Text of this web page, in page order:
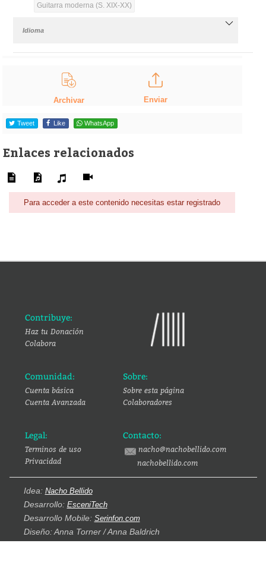
Guitarra moderna (S. XIX-XX)
Idioma
Archivar Enviar
Tweet Like WhatsApp
Enlaces relacionados
Para acceder a este contenido necesitas estar registrado
Contribuye:
Haz tu Donación
Colabora
Comunidad:
Cuenta básica
Cuenta Avanzada
Sobre:
Sobre esta página
Colaboradores
Legal:
Terminos de uso
Privacidad
Contacto:
nacho@nachobellido.com
nachobellido.com
Idea: Nacho Bellido
Desarrollo: EsceniTech
Desarrollo Mobile: Serinfon.com
Diseño: Anna Torner / Anna Baldrich